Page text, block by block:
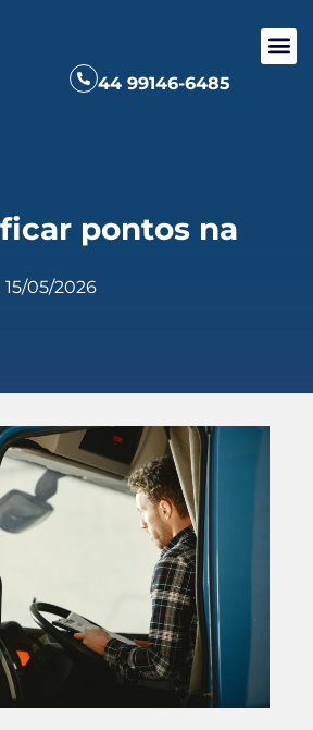
44 99146-6485
pontos na
15/05/2026